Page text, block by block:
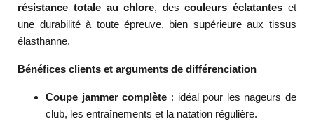
résistance totale au chlore, descouleurs éclatanteset
une durabilité à toute épreuve, bien supérieure aux tissus
élasthanne.
Bénéfices clients et arguments de différenciation
Coupe jammer complète : idéal pour les nageurs de
club, les entraînements et la natation régulière.